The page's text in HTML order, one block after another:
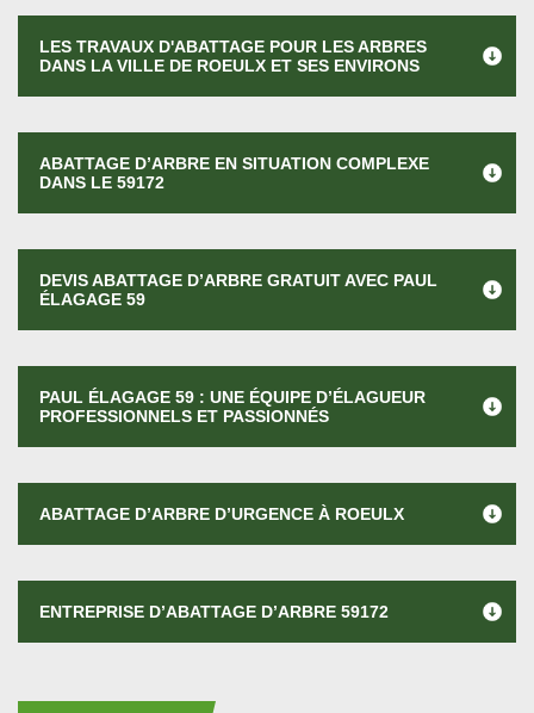
LES TRAVAUX D'ABATTAGE POUR LES ARBRES
DANS LA VILLE DE ROEULX ET SES ENVIRONS
ABATTAGE D’ARBRE EN SITUATION COMPLEXE
DANS LE 59172
DEVIS ABATTAGE D’ARBRE GRATUIT AVEC PAUL
ÉLAGAGE 59
PAUL ÉLAGAGE 59 : UNE ÉQUIPE D’ÉLAGUEUR
PROFESSIONNELS ET PASSIONNÉS
ABATTAGE D’ARBRE D’URGENCE À ROEULX
ENTREPRISE D’ABATTAGE D’ARBRE 59172